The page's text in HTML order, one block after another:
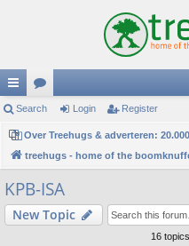
ui
ck
lin
ks
or
u
m
s
Search Login Register
Over Treehugs & adverteren:
treehugs - home of the
KPB-ISA
New Topic
16